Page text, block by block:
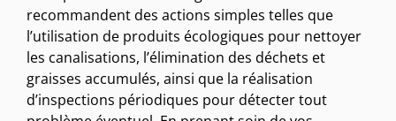
recommandent des actions simples telles que
l’utilisation de produits écologiques pour nettoyer
les canalisations, l’élimination des déchets et
graisses accumulés, ainsi que la réalisation
d’inspections périodiques pour détecter tout